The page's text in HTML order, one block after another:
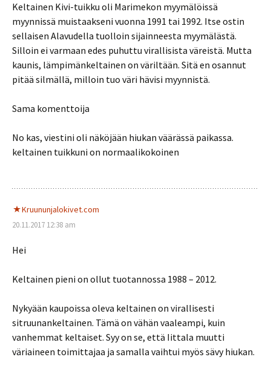
Keltainen Kivi-tuikku oli Marimekon myymälöissä
myynnissä muistaakseni vuonna 1991 tai 1992. Itse ostin
sellaisen Alavudella tuolloin sijainneesta myymälästä.
Silloin ei varmaan edes puhuttu virallisista väreistä. Mutta
kaunis, lämpimänkeltainen on väriltään. Sitä en osannut
pitää silmällä, milloin tuo väri hävisi myynnistä.
Sama komenttoija
No kas, viestini oli näköjään hiukan väärässä paikassa.
keltainen tuikkuni on normaalikokoinen
Kruununjalokivet.com
20.11.2017 12:38 am
Hei
Keltainen pieni on ollut tuotannossa 1988 – 2012.
Nykyään kaupoissa oleva keltainen on virallisesti
sitruunankeltainen. Tämä on vähän vaaleampi, kuin
vanhemmat keltaiset. Syy on se, että Iittala muutti
väriaineen toimittajaa ja samalla vaihtui myös sävy hiukan.